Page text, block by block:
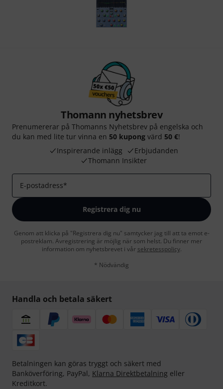
Thomann nyhetsbrev
Prenumererar på Thomanns Nyhetsbrev på engelska och
du kan med lite tur vinna en 50 kupong värd 50 €!
Inspirerande inlägg
Erbjudanden
Thomann Insikter
E-postadress*
Registrera dig nu
Genom att klicka på "Registrera dig nu" samtycker jag till att ta emot e-
postreklam. Avregistrering är möjlig när som helst. Du finner mer
information om nyhetsbrevet i vår sekretesspolicy.
* Nödvändig
Handla och betala säkert
Betalningen kan göras tryggt och säkert med
Banköverföring, PayPal, Klarna Direktbetalning eller
Kreditkort.